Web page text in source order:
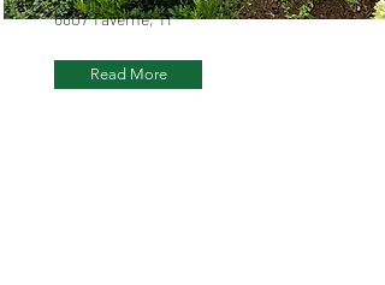
6807 Taverne, TI
Read More